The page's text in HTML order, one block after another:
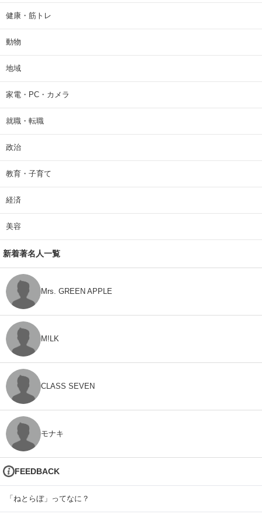
健康・筋トレ
動物
地域
家電・PC・カメラ
就職・転職
政治
教育・子育て
経済
美容
新着著名人一覧
Mrs. GREEN APPLE
M!LK
CLASS SEVEN
モナキ
FEEDBACK
「ねとらぼ」ってなに？